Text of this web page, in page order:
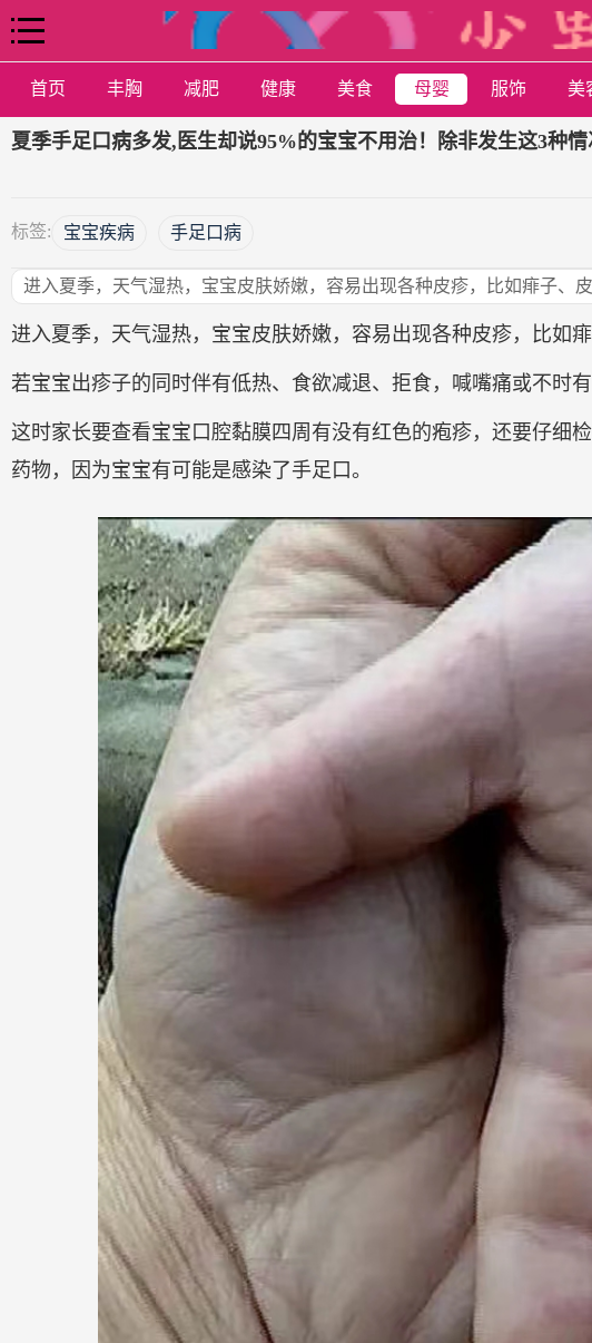
首页 丰胸 减肥 健康 美食 母婴 服饰 美
夏季手足口病多发,医生却说95%的宝宝不用治！除非发生这3种情
标签: 宝宝疾病 手足口病
进入夏季，天气湿热，宝宝皮肤娇嫩，容易出现各种皮疹，比如痱子、
进入夏季，天气湿热，宝宝皮肤娇嫩，容易出现各种皮疹，比如
若宝宝出疹子的同时伴有低热、食欲减退、拒食，喊嘴痛或不时
这时家长要查看宝宝口腔黏膜四周有没有红色的疱疹，还要仔细
药物，因为宝宝有可能是感染了手足口。